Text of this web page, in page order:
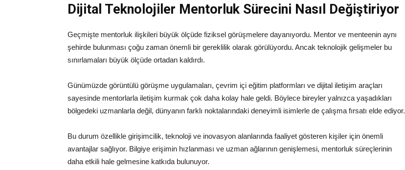
Dijital Teknolojiler Mentorluk Sürecini Nasıl Değiştiriyor
Geçmişte mentorluk ilişkileri büyük ölçüde fiziksel görüşmelere dayanıyordu. Mentor ve menteenin aynı
şehirde bulunması çoğu zaman önemli bir gereklilik olarak görülüyordu. Ancak teknolojik gelişmeler bu
sınırlamaları büyük ölçüde ortadan kaldırdı.
Günümüzde görüntülü görüşme uygulamaları, çevrim içi eğitim platformları ve dijital iletişim araçları
sayesinde mentorlarla iletişim kurmak çok daha kolay hale geldi. Böylece bireyler yalnızca yaşadıkları
bölgedeki uzmanlarla değil, dünyanın farklı noktalarındaki deneyimli isimlerle de çalışma fırsatı elde ediyor.
Bu durum özellikle girişimcilik, teknoloji ve inovasyon alanlarında faaliyet gösteren kişiler için önemli
avantajlar sağlıyor. Bilgiye erişimin hızlanması ve uzman ağlarının genişlemesi, mentorluk süreçlerinin
daha etkili hale gelmesine katkıda bulunuyor.